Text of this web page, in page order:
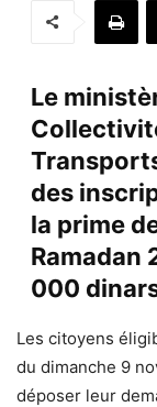
Le
des
la prime
Ramadan
000
Les citoyens
du dimanche 9
déposer leur